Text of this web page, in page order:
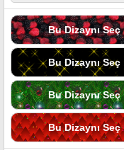
Bu Dizaynı Seç
Bu Dizaynı Seç
Bu Dizaynı Seç
Bu Dizaynı Seç